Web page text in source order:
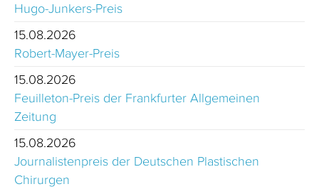
Hugo-Junkers-Preis
15.08.2026
Robert-Mayer-Preis
15.08.2026
Feuilleton-Preis der Frankfurter Allgemeinen
Zeitung
15.08.2026
Journalistenpreis der Deutschen Plastischen
Chirurgen